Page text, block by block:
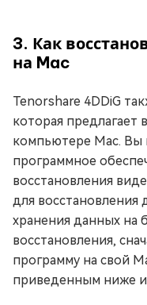
3. Как
на Mac
Tenorshare 4DDiG
которая предлагает
компьютере Mac. Вы
программное
восстановления
для восстановления
хранения данных на
восстановления,
программу на свой
приведенным ниже